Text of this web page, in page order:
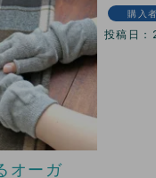
オーガ
購入者
投稿日